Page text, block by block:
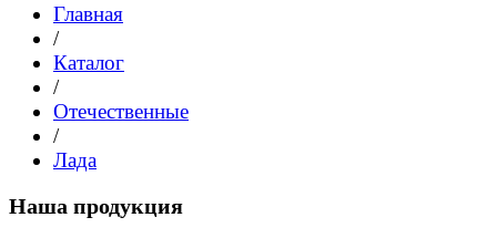
Главная
/
Каталог
/
Отечественные
/
Лада
Наша продукция